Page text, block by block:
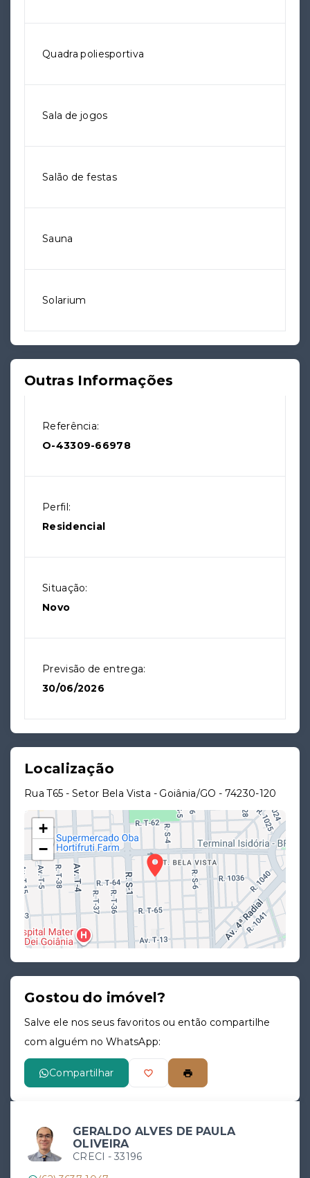
Quadra poliesportiva
Sala de jogos
Salão de festas
Sauna
Solarium
Outras Informações
Referência:
O-43309-66978
Perfil:
Residencial
Situação:
Novo
Previsão de entrega:
30/06/2026
Localização
Rua T65 - Setor Bela Vista - Goiânia/GO - 74230-120
+
−
Gostou do imóvel?
Salve ele nos seus favoritos ou então compartilhe
com alguém no WhatsApp:
Compartilhar
GERALDO ALVES DE PAULA
OLIVEIRA
CRECI - 33196